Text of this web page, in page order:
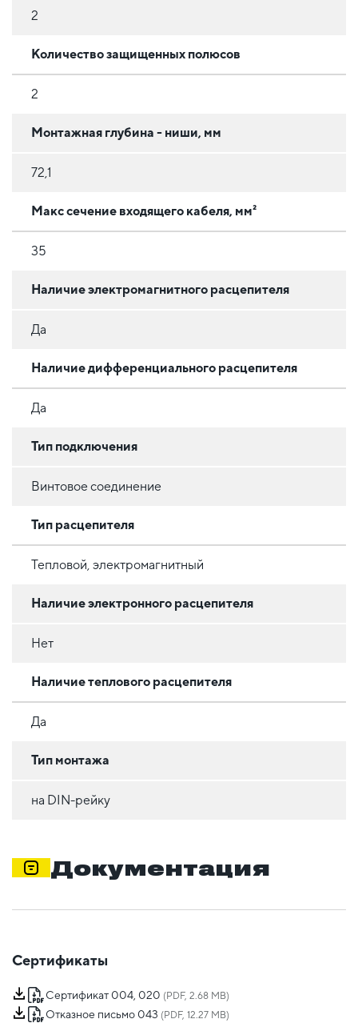
2
Количество защищенных полюсов
2
Монтажная глубина - ниши, мм
72,1
Макс сечение входящего кабеля, мм²
35
Наличие электромагнитного расцепителя
Да
Наличие дифференциального расцепителя
Да
Тип подключения
Винтовое соединение
Тип расцепителя
Тепловой, электромагнитный
Наличие электронного расцепителя
Нет
Наличие теплового расцепителя
Да
Тип монтажа
на DIN-рейку
Документация
Сертификаты
Сертификат 004, 020 (PDF, 2.68 MB)
Отказное письмо 043 (PDF, 12.27 MB)